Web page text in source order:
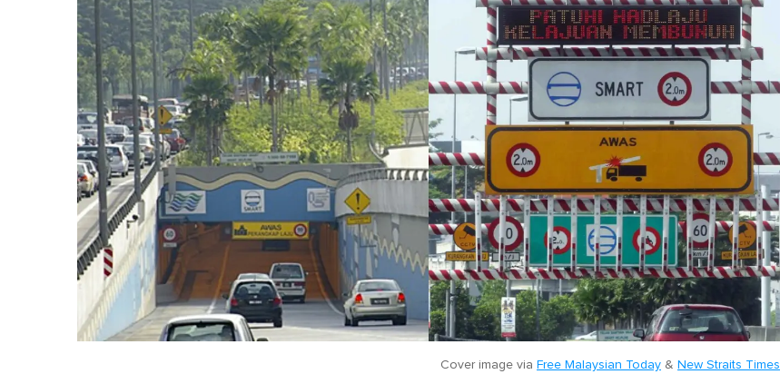
Cover image via Free Malaysian Today & New Straits Times